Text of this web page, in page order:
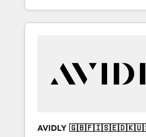
specialize in both strategic
and hands-on technical
Services - Managed IT (MSP) -
Professional Services - And more!
Custom integrations and
AVIDLY